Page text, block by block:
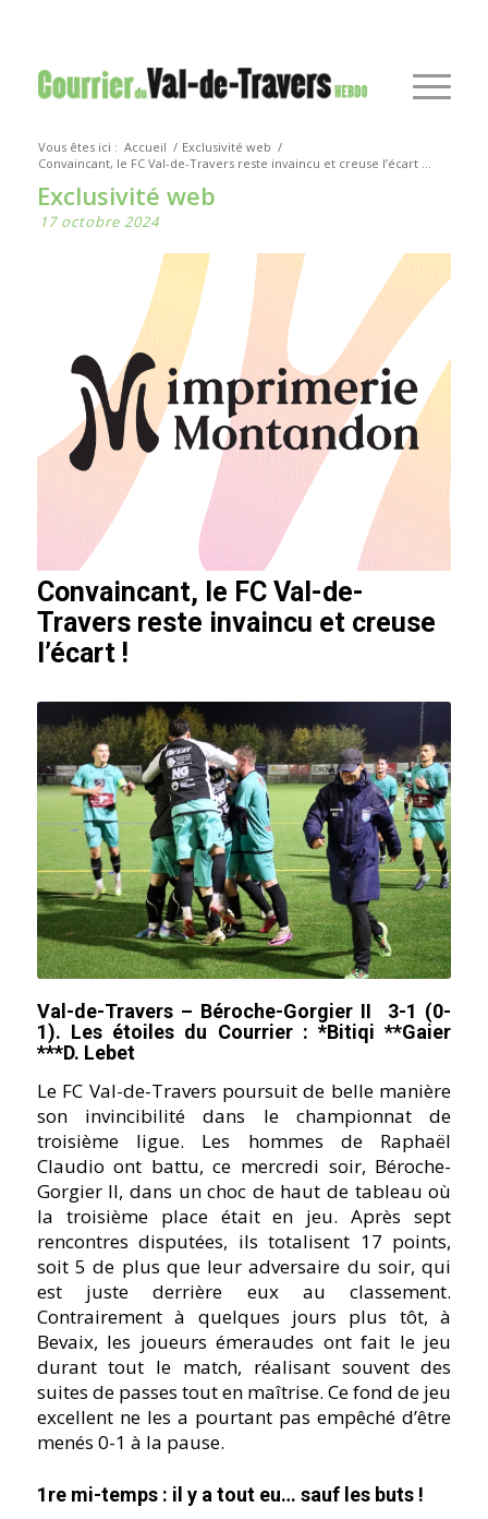
Vous êtes ici : Accueil / Exclusivité web /
Convaincant, le FC Val-de-Travers reste invaincu et creuse l’écart ...
Exclusivité web
17 octobre 2024
Convaincant, le FC Val-de-
Travers reste invaincu et creuse
l’écart !
Val-de-Travers – Béroche-Gorgier II 3-1 (0-
1). Les étoiles du Courrier : *Bitiqi **Gaier
***D. Lebet
Le FC Val-de-Travers poursuit de belle manière
son invincibilité dans le championnat de
troisième ligue. Les hommes de Raphaël
Claudio ont battu, ce mercredi soir, Béroche-
Gorgier II, dans un choc de haut de tableau où
la troisième place était en jeu. Après sept
rencontres disputées, ils totalisent 17 points,
soit 5 de plus que leur adversaire du soir, qui
est juste derrière eux au classement.
Contrairement à quelques jours plus tôt, à
Bevaix, les joueurs émeraudes ont fait le jeu
durant tout le match, réalisant souvent des
suites de passes tout en maîtrise. Ce fond de jeu
excellent ne les a pourtant pas empêché d’être
menés 0-1 à la pause.
1re mi-temps : il y a tout eu… sauf les buts !